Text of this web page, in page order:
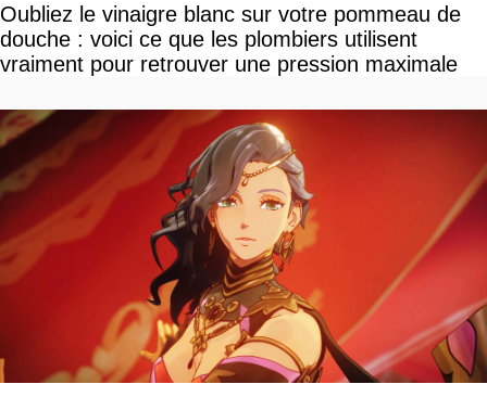
Oubliez le vinaigre blanc sur votre pommeau de
douche : voici ce que les plombiers utilisent
vraiment pour retrouver une pression maximale